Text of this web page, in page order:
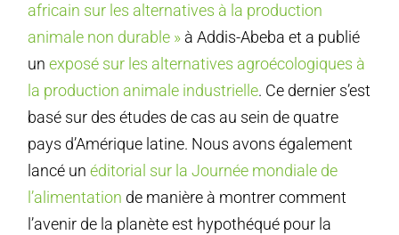
africain sur les alternatives à la production
animale non durable » à Addis-Abeba et a publié
unexposé sur les alternatives agroécologiques à
la production animale industrielle. Ce dernier s’est
basé sur des études de cas au sein de quatre
pays d’Amérique latine. Nous avons également
lancé unéditorial sur la Journée mondiale de
l’alimentation de manière à montrer comment
l’avenir de la planète est hypothéqué pour la